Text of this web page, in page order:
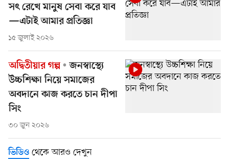
সৎ রেখে মানুষ সেবা করে যাব
—এটাই আমার প্রতিজ্ঞা
১৫ জুলাই ২০২৬
অদ্বিতীয়ার গল্প
জনস্বাস্থ্যে
উচ্চশিক্ষা নিয়ে সমাজের
অবদানে কাজ করতে চান দীপা
সিং
৩০ জুন ২০২৬
ভিডিও থেকে আরও দেখুন